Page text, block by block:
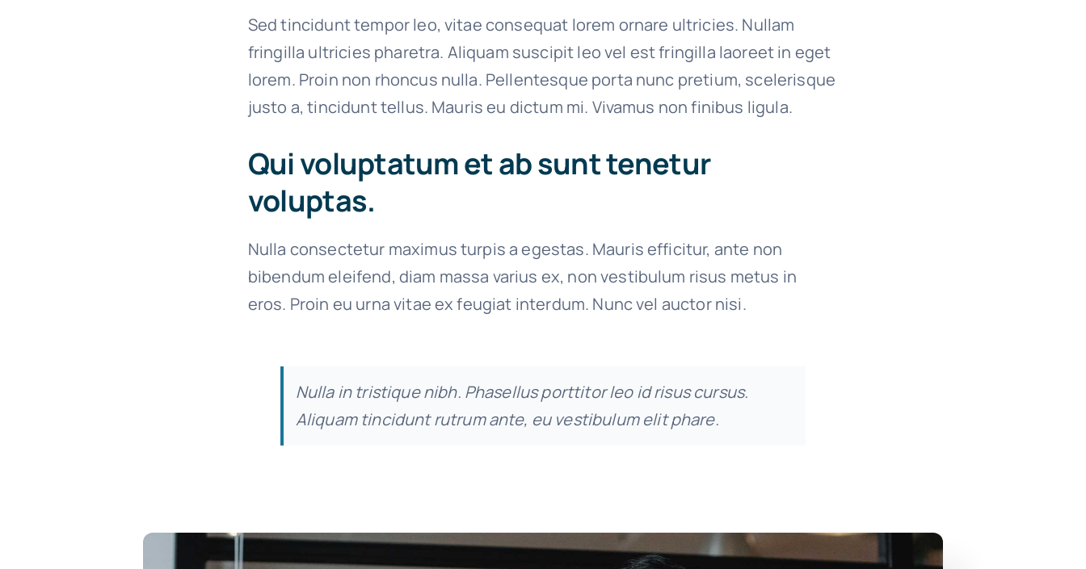
Sed tincidunt tempor leo, vitae consequat lorem ornare ultricies. Nullam
fringilla ultricies pharetra. Aliquam suscipit leo vel est fringilla laoreet in eget
lorem. Proin non rhoncus nulla. Pellentesque porta nunc pretium, scelerisque
justo a, tincidunt tellus. Mauris eu dictum mi. Vivamus non finibus ligula.
Qui voluptatum et ab sunt tenetur
voluptas.
Nulla consectetur maximus turpis a egestas. Mauris efficitur, ante non
bibendum eleifend, diam massa varius ex, non vestibulum risus metus in
eros. Proin eu urna vitae ex feugiat interdum. Nunc vel auctor nisi.
Nulla in tristique nibh. Phasellus porttitor leo id risus cursus.
Aliquam tincidunt rutrum ante, eu vestibulum elit phare.